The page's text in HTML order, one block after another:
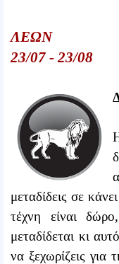
ΛΕΩΝ
23/07 - 23/08
μεταδίδεις σε
τέχνη είναι
μεταδίδεται κι
να ξεχωρίζεις για